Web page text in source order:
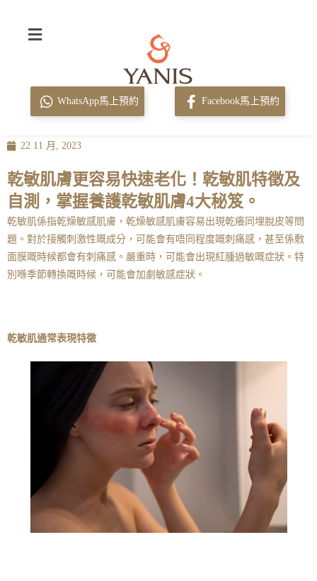
WhatsApp馬上預約 Facebook馬上預約
22 11 月, 2023
乾敏肌膚更容易快速老化！乾敏肌特徵及
自測，掌握養護乾敏肌膚4大秘笈。
乾敏肌係指乾燥敏感肌膚，乾燥敏感肌膚容易出現乾癢同埋脫皮等問
題。對於接觸刺激性嘅成分，可能會有唔同程度嘅刺痛感，甚至係敷
面膜嘅時候都會有刺痛感。嚴重時，可能會出現紅腫過敏嘅症狀。特
別喺季節轉換嘅時候，可能會加劇敏感症狀。
乾敏肌通常表現特徵